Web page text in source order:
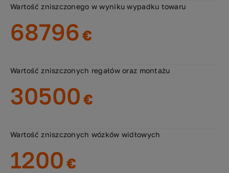
Wartość zniszczonego w wyniku wypadku towaru
68796 €
Wartość zniszczonych regałów oraz montażu
30500 €
Wartość zniszczonych wózków widłowych
1200 €